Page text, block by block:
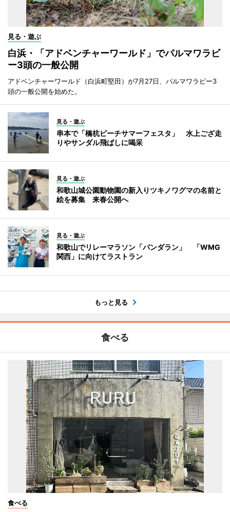
見る・遊ぶ
白浜・「アドベンチャーワールド」でパルマワラビ
ー3頭の一般公開
アドベンチャーワールド（白浜町堅田）が7月27日、パルマワラビー3
頭の一般公開を始めた。
見る・遊ぶ
串本で「橋杭ビーチサマーフェスタ」 水上ござ走
りやサンダル飛ばしに喝采
見る・遊ぶ
和歌山城公園動物園の新入りツキノワグマの名前と
絵を募集 来春公開へ
見る・遊ぶ
和歌山でリレーマラソン「パンダラン」 「WMG
関西」に向けてラストラン
もっと見る
食べる
食べる